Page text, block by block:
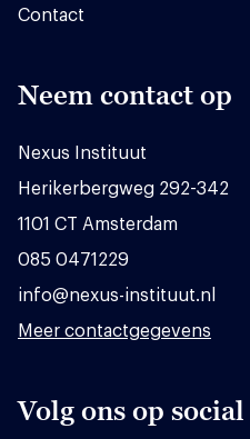
Contact
Neem contact op
Nexus Instituut
Herikerbergweg 292-342
1101 CT Amsterdam
085 0471229
info@nexus-instituut.nl
Meer contactgegevens
Volg ons op